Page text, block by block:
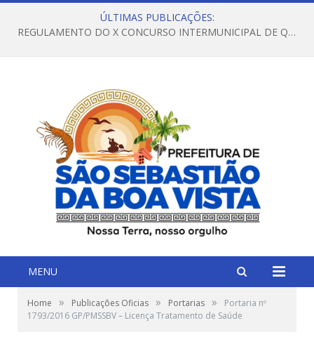
ÚLTIMAS PUBLICAÇÕES:
REGULAMENTO DO X CONCURSO INTERMUNICIPAL DE QUADRILHAS JUNINAS – 2026 – ARRAIÁ DA VENEZA
MENU
Home » Publicações Oficias » Portarias »
Portaria nº
1793/2016 GP/PMSSBV – Licença Tratamento de Saúde